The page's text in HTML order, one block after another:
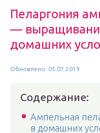
Пеларгония
—
домашних
Обновлено: 05.07.2019
Содержание:
Ампельная
в домашних